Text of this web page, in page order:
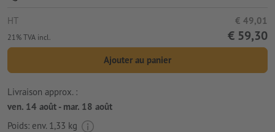
HT € 49,01
21% TVA incl. € 59,30
Ajouter au panier
Livraison approx. :
ven. 14 août - mar. 18 août
Poids: env. 1,33 kg